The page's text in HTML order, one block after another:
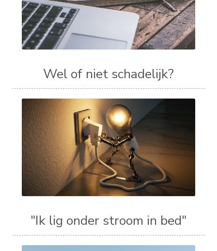
Wel of niet schadelijk?
"Ik lig onder stroom in bed"